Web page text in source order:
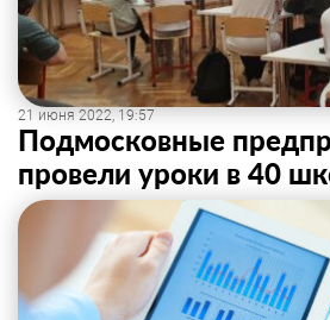
21 июня 2022, 19:57
Подмосковные
провели уроки в 40